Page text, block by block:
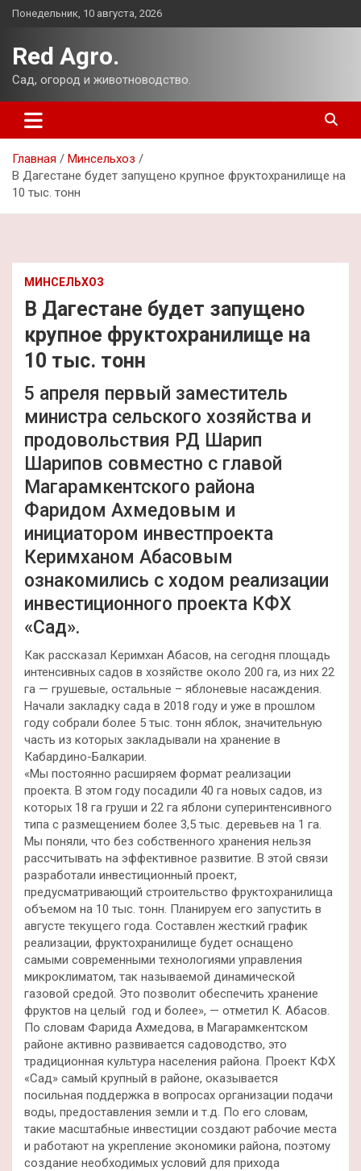
Перейти
Понедельник, 10 августа, 2026
Red Agro.
Сад, огород и животноводство.
Главная
Минсельхоз
В Дагестане будет запущено крупное фруктохранилище на
10 тыс. тонн
МИНСЕЛЬХОЗ
В Дагестане будет запущено
крупное фруктохранилище на
10 тыс. тонн
5 апреля первый заместитель
министра сельского хозяйства и
продовольствия РД Шарип
Шарипов совместно с главой
Магарамкентского района
Фаридом Ахмедовым и
инициатором инвестпроекта
Керимханом Абасовым
ознакомились с ходом реализации
инвестиционного проекта КФХ
«Сад».
Как рассказал Керимхан Абасов, на сегодня площадь
интенсивных садов в хозяйстве около 200 га, из них 22
га — грушевые, остальные – яблоневые насаждения.
Начали закладку сада в 2018 году и уже в прошлом
году собрали более 5 тыс. тонн яблок, значительную
часть из которых закладывали на хранение в
Кабардино-Балкарии.
«Мы постоянно расширяем формат реализации
проекта. В этом году посадили 40 га новых садов, из
которых 18 га груши и 22 га яблони суперинтенсивного
типа с размещением более 3,5 тыс. деревьев на 1 га.
Мы поняли, что без собственного хранения нельзя
рассчитывать на эффективное развитие. В этой связи
разработали инвестиционный проект,
предусматривающий строительство фруктохранилища
объемом на 10 тыс. тонн. Планируем его запустить в
августе текущего года. Составлен жесткий график
реализации, фруктохранилище будет оснащено
самыми современными технологиями управления
микроклиматом, так называемой динамической
газовой средой. Это позволит обеспечить хранение
фруктов на целый год и более», — отметил К. Абасов.
По словам Фарида Ахмедова, в Магарамкентском
районе активно развивается садоводство, это
традиционная культура населения района. Проект КФХ
«Сад» самый крупный в районе, оказывается
посильная поддержка в вопросах организации подачи
воды, предоставления земли и т.д. По его словам,
такие масштабные инвестиции создают рабочие места
и работают на укрепление экономики района, поэтому
создание необходимых условий для прихода